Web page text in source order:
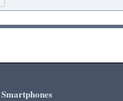
Smartphones